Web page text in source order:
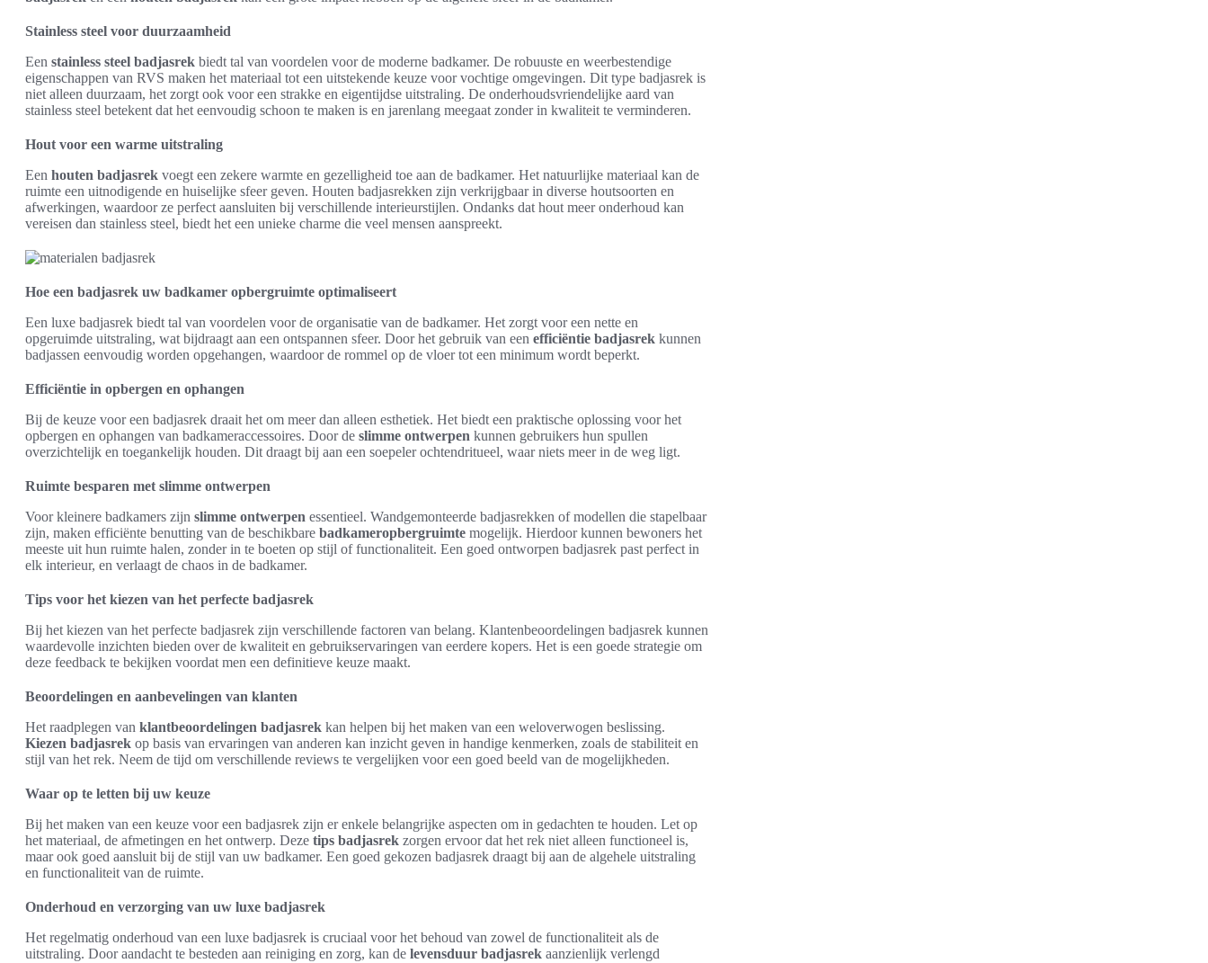
Stainless steel voor duurzaamheid
Een stainless steel badjasrek biedt tal van voordelen voor de moderne badkamer. De robuuste en weerbestendige
eigenschappen van RVS maken het materiaal tot een uitstekende keuze voor vochtige omgevingen. Dit type badjasrek is
niet alleen duurzaam, het zorgt ook voor een strakke en eigentijdse uitstraling. De onderhoudsvriendelijke aard van
stainless steel betekent dat het eenvoudig schoon te maken is en jarenlang meegaat zonder in kwaliteit te verminderen.
Hout voor een warme uitstraling
Een houten badjasrek voegt een zekere warmte en gezelligheid toe aan de badkamer. Het natuurlijke materiaal kan de
ruimte een uitnodigende en huiselijke sfeer geven. Houten badjasrekken zijn verkrijgbaar in diverse houtsoorten en
afwerkingen, waardoor ze perfect aansluiten bij verschillende interieurstijlen. Ondanks dat hout meer onderhoud kan
vereisen dan stainless steel, biedt het een unieke charme die veel mensen aanspreekt.
Hoe een badjasrek uw badkamer opbergruimte optimaliseert
Een luxe badjasrek biedt tal van voordelen voor de organisatie van de badkamer. Het zorgt voor een nette en
opgeruimde uitstraling, wat bijdraagt aan een ontspannen sfeer. Door het gebruik van een efficiëntie badjasrek kunnen
badjassen eenvoudig worden opgehangen, waardoor de rommel op de vloer tot een minimum wordt beperkt.
Efficiëntie in opbergen en ophangen
Bij de keuze voor een badjasrek draait het om meer dan alleen esthetiek. Het biedt een praktische oplossing voor het
opbergen en ophangen van badkameraccessoires. Door de slimme ontwerpen kunnen gebruikers hun spullen
overzichtelijk en toegankelijk houden. Dit draagt bij aan een soepeler ochtendritueel, waar niets meer in de weg ligt.
Ruimte besparen met slimme ontwerpen
Voor kleinere badkamers zijn slimme ontwerpen essentieel. Wandgemonteerde badjasrekken of modellen die stapelbaar
zijn, maken efficiënte benutting van de beschikbare badkameropbergruimte mogelijk. Hierdoor kunnen bewoners het
meeste uit hun ruimte halen, zonder in te boeten op stijl of functionaliteit. Een goed ontworpen badjasrek past perfect in
elk interieur, en verlaagt de chaos in de badkamer.
Tips voor het kiezen van het perfecte badjasrek
Bij het kiezen van het perfecte badjasrek zijn verschillende factoren van belang. Klantenbeoordelingen badjasrek kunnen
waardevolle inzichten bieden over de kwaliteit en gebruikservaringen van eerdere kopers. Het is een goede strategie om
deze feedback te bekijken voordat men een definitieve keuze maakt.
Beoordelingen en aanbevelingen van klanten
Het raadplegen van klantbeoordelingen badjasrek kan helpen bij het maken van een weloverwogen beslissing.
Kiezen badjasrek op basis van ervaringen van anderen kan inzicht geven in handige kenmerken, zoals de stabiliteit en
stijl van het rek. Neem de tijd om verschillende reviews te vergelijken voor een goed beeld van de mogelijkheden.
Waar op te letten bij uw keuze
Bij het maken van een keuze voor een badjasrek zijn er enkele belangrijke aspecten om in gedachten te houden. Let op
het materiaal, de afmetingen en het ontwerp. Deze tips badjasrek zorgen ervoor dat het rek niet alleen functioneel is,
maar ook goed aansluit bij de stijl van uw badkamer. Een goed gekozen badjasrek draagt bij aan de algehele uitstraling
en functionaliteit van de ruimte.
Onderhoud en verzorging van uw luxe badjasrek
Het regelmatig onderhoud van een luxe badjasrek is cruciaal voor het behoud van zowel de functionaliteit als de
uitstraling. Door aandacht te besteden aan reiniging en zorg, kan de levensduur badjasrek aanzienlijk verlengd